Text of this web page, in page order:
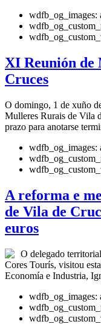
wdfb_og_images:
XI Reunión de
Cruces
O domingo, 1 de xuño
Mulleres Rurais de Vila
prazo para anotarse
wdfb_og_images:
A reforma e
de Vila de
euros
O delegado
Cores Tourís, visitou
Economía e Industria,
wdfb_og_images: